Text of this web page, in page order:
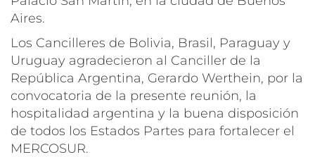
Aires.
Los Cancilleres de Bolivia, Brasil, Paraguay y
Uruguay agradecieron al Canciller de la
República Argentina, Gerardo Werthein, por la
convocatoria de la presente reunión, la
hospitalidad argentina y la buena disposición
de todos los Estados Partes para fortalecer el
MERCOSUR.